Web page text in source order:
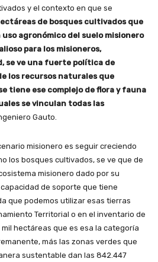
y el contexto en que se
de bosques cultivados que
agronómico del suelo misionero
para los misioneros,
se ve una fuerte política de
los recursos naturales que
tiene ese complejo de flora y fauna
se vinculan todas las
Gauto.
misionero es seguir creciendo
los bosques cultivados, se ve que de
misionero dado por su
de soporte que tiene
que podemos utilizar esas tierras
Territorial o en el inventario de
hectáreas que es esa la categoría
más las zonas verdes que
sustentable dan las 842.447